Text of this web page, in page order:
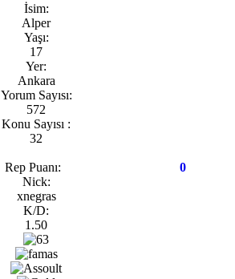
İsim:
Alper
Yaşı:
17
Yer:
Ankara
Yorum Sayısı:
572
Konu Sayısı :
32
Rep Puanı:
0
Nick:
xnegras
K/D:
1.50